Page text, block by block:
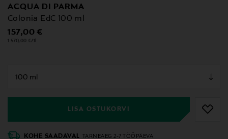
ACQUA DI PARMA
Colonia EdC 100 ml
Original Price
157,00 €
1 570,00 €/1l
LISA OSTUKORVI
KOHE SAADAVAL TARNEAEG 2-7 TÖÖPÄEVA